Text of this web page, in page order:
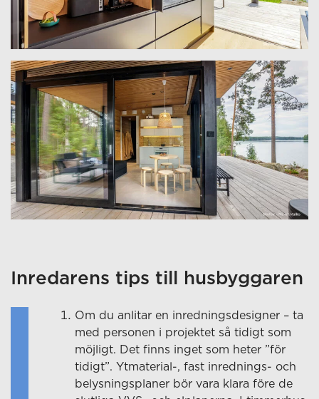
Inredarens tips till husbyggaren
Om du anlitar en inredningsdesigner – ta
med personen i projektet så tidigt som
möjligt. Det finns inget som heter ”för
tidigt”. Ytmaterial-, fast inrednings- och
belysningsplaner bör vara klara före de